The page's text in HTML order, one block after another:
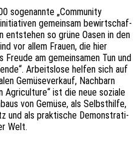
soge­nann­te „Commu­ni­ty
gemein­sam bewirt­schaf­
entste­hen so grüne Oasen in den
vor allem Frauen, die hier
Freude am gemein­sa­men Tun und
Arbeits­lo­se helfen sich auf
Gemü­se­ver­kauf, Nach­barn
Agri­cul­tu­re“ ist die neue sozia­le
von Gemüse, als Selbst­hil­fe,
und als prak­ti­sche Demons­tra­ti­
Welt.